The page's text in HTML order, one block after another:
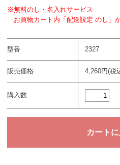
※無料のし・名入れサービス
お買物カート内「配送設定 のし」
型番 2327
販売価格 4,260円(税
購入数